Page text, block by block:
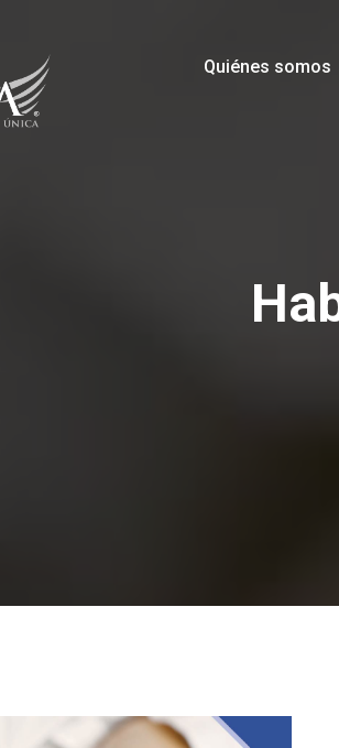
Quiénes somos